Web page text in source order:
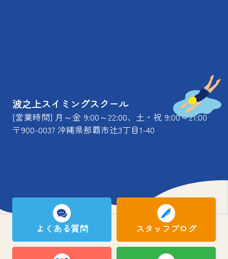
波之上スイミングスクール
[営業時間] 月～金 9:00～22:00、土・祝 9:00～21:00
〒900-0037 沖縄県那覇市辻3丁目1-40
よくある質問 スタッフブログ